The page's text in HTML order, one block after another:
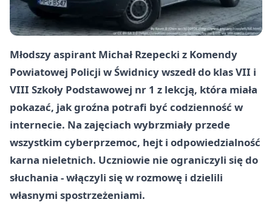
Młodszy aspirant Michał Rzepecki z Komendy
Powiatowej Policji w Świdnicy wszedł do klas VII i
VIII Szkoły Podstawowej nr 1 z lekcją, która miała
pokazać, jak groźna potrafi być codzienność w
internecie. Na zajęciach wybrzmiały przede
wszystkimcyberprzemoc, hejt i odpowiedzialność
karna nieletnich. Uczniowie nie ograniczyli się do
słuchania - włączyli się w rozmowę i dzielili
własnymi spostrzeżeniami.